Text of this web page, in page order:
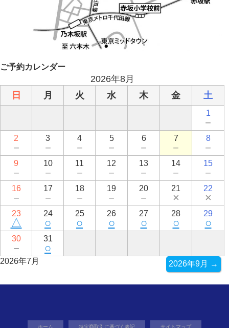
ご予約カレンダー
2026年8月
日
月 火 水 木 金 土
1
－
2
－
3
－
4
－
5
－
6
－
7
－
8
－
9
－
10
－
11
－
12
－
13
－
14
－
15
－
16
－
17
－
18
－
19
－
20
－
21
×
22
×
23
△
24
○
25
○
26
○
27
○
28
○
29
○
30
－
31
○
2026年7月 2026年9月 →